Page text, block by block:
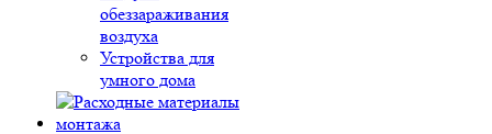
обеззараживания
воздуха
Устройства для
умного дома